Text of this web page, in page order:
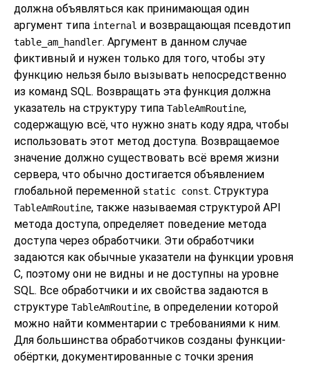
должна объявляться как принимающая один
аргумент типа internal и возвращающая псевдотип
table_am_handler. Аргумент в данном случае
фиктивный и нужен только для того, чтобы эту
функцию нельзя было вызывать непосредственно
из команд SQL. Возвращать эта функция должна
указатель на структуру типа TableAmRoutine,
содержащую всё, что нужно знать коду ядра, чтобы
использовать этот метод доступа. Возвращаемое
значение должно существовать всё время жизни
сервера, что обычно достигается объявлением
глобальной переменной static const. Структура
TableAmRoutine, также называемая структурой API
метода доступа, определяет поведение метода
доступа через обработчики. Эти обработчики
задаются как обычные указатели на функции уровня
C, поэтому они не видны и не доступны на уровне
SQL. Все обработчики и их свойства задаются в
структуре TableAmRoutine, в определении которой
можно найти комментарии с требованиями к ним.
Для большинства обработчиков созданы функции-
обёртки, документированные с точки зрения